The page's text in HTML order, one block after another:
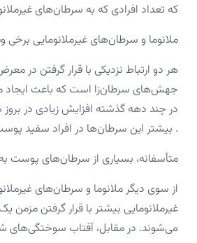
که تعداد افرادی که به سرطان‌های
ملانوما و سرطان‌های غیرملانومایی
جهش‌های سرطان‌زا است که باعث ایجاد
در چند دهه گذشته افزایش زیادی در
. بیشتر این سرطان‌ها در افراد سفید
متأسفانه، بسیاری از سرطان‌های پوست
غیرملانومایی بیشتر با قرار گرفتن
می‌شوند. در مقابل، آفتاب سوختگی‌های